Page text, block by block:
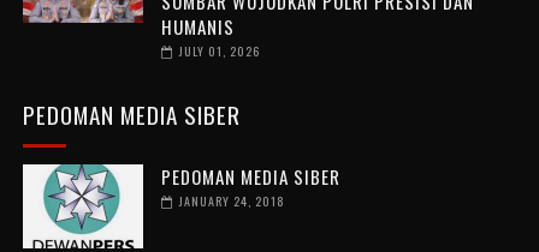
HUMANIS
JULY 01, 2026
PEDOMAN MEDIA SIBER
PEDOMAN MEDIA SIBER
JANUARY 24, 2018